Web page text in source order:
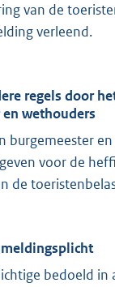
van de
verleend.
regels door
wethouders
burgemeester
voor de
de
bedoeld in